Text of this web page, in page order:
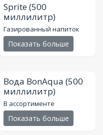
Sprite(500
миллилитр)
Газированный напиток
Показать больше
Вода BonAqua (500
миллилитр)
В ассортименте
Показать больше